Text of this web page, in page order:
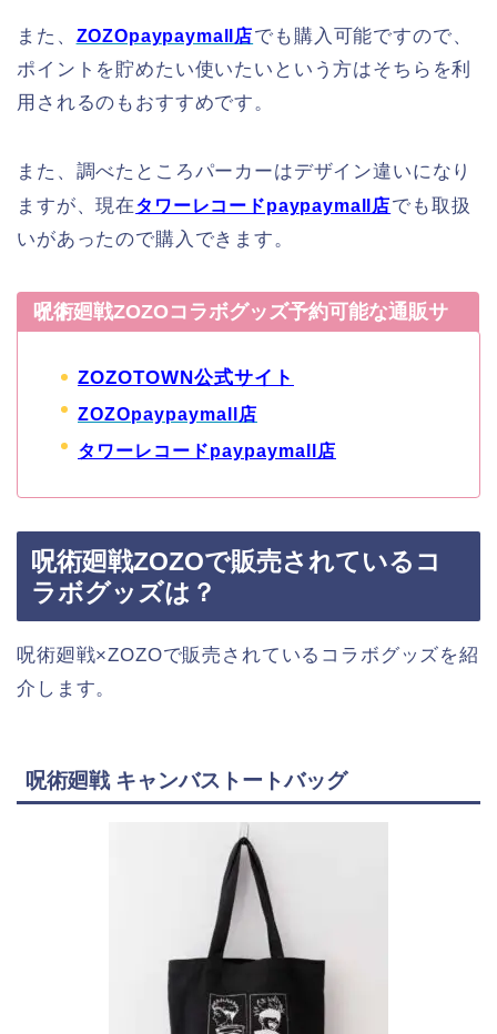
また、 ZOZOpaypaymall店でも購入可能ですので、
ポイントを貯めたい使いたいという方はそちらを利
用されるのもおすすめです。
また、調べたところパーカーはデザイン違いになり
ますが、現在タワーレコードpaypaymall店でも取扱
いがあったので購入できます。
呪術廻戦ZOZOコラボグッズ予約可能な通販サイト
ZOZOTOWN公式サイト
ZOZOpaypaymall店
タワーレコードpaypaymall店
呪術廻戦ZOZOで販売されているコ
ラボグッズは？
呪術廻戦×ZOZOで販売されているコラボグッズを紹
介します。
呪術廻戦 キャンバストートバッグ